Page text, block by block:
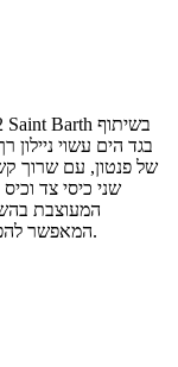
שני כיסי צד
המעוצבת
המאפשר להפוך אותה לקופת חיסכון, עם פתח יעודי למטבעות.